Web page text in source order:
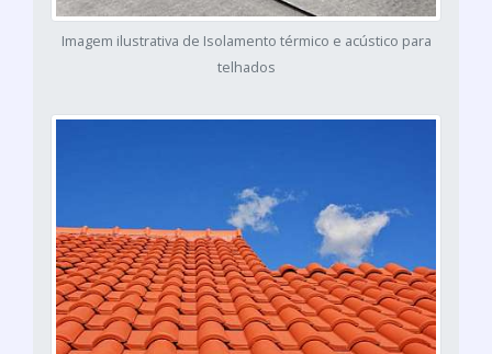
Imagem ilustrativa de Isolamento térmico e acústico para
telhados